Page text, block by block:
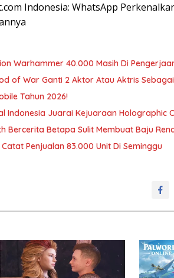
Indonesia: WhatsApp
Warhammer 40.000 Masih Di
of War Ganti 2 Aktor Atau Aktris
Tahun 2026!
Indonesia Juarai Kejuaraan Holographic
Bercerita Betapa Sulit Membuat Baju
Penjualan 83.000 Unit Di Seminggu